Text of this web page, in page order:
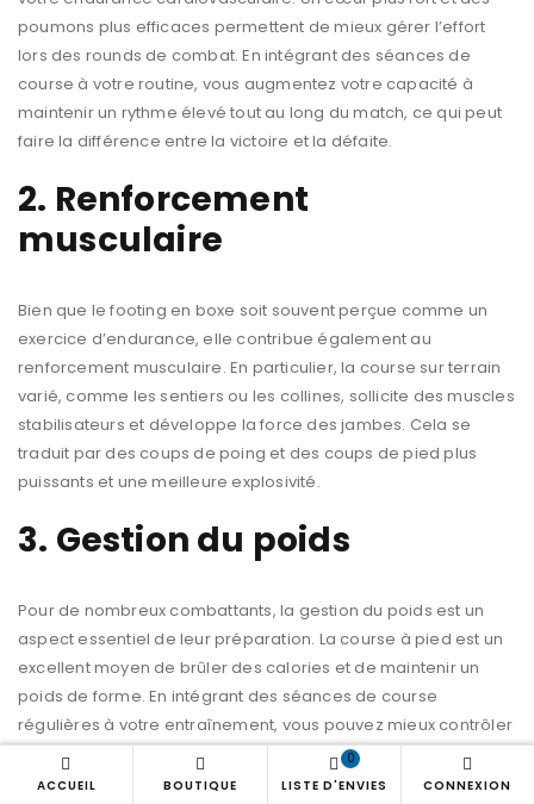
poumons plus efficaces permettent de mieux gérer l’effort
lors des rounds de combat. En intégrant des séances de
course à votre routine, vous augmentez votre capacité à
maintenir un rythme élevé tout au long du match, ce qui peut
faire la différence entre la victoire et la défaite.
2. Renforcement
musculaire
Bien que le footing en boxe soit souvent perçue comme un
exercice d’endurance, elle contribue également au
renforcement musculaire. En particulier, la course sur terrain
varié, comme les sentiers ou les collines, sollicite des muscles
stabilisateurs et développe la force des jambes. Cela se
traduit par des coups de poing et des coups de pied plus
puissants et une meilleure explosivité.
3. Gestion du poids
Pour de nombreux combattants, la gestion du poids est un
aspect essentiel de leur préparation. La course à pied est un
excellent moyen de brûler des calories et de maintenir un
poids de forme. En intégrant des séances de course
régulières à votre entraînement, vous pouvez mieux contrôler
votre poids sans avoir besoin de régimes alimentaires
drastiques.
ACCUEIL BOUTIQUE LISTE D'ENVIES
0
CONNEXION